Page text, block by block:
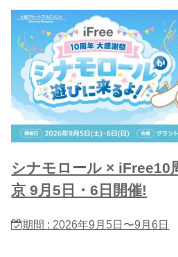
シナモロール × iFree10
京 9月5日・6日開催!
期間 : 2026年9月5日〜9月6日